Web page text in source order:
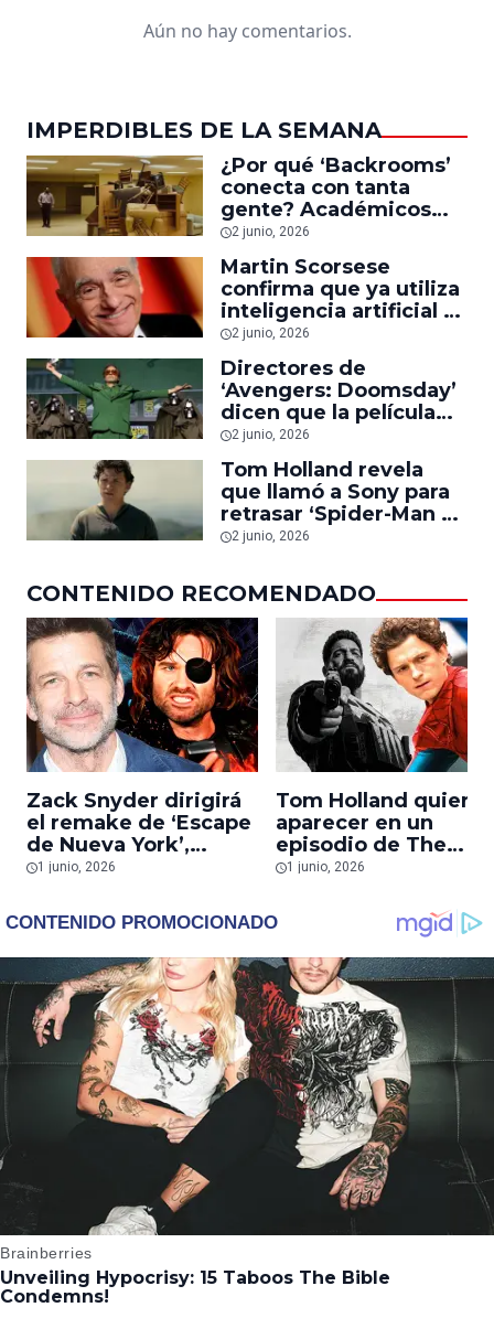
Aún no hay comentarios.
IMPERDIBLES DE LA SEMANA
¿Por qué ‘Backrooms’
conecta con tanta
gente? Académicos
creen que refleja una
de las mayores
angustias de nuestra
época
2 junio, 2026
Martin Scorsese
confirma que ya utiliza
inteligencia artificial y
revela cómo la aplica
en sus películas
2 junio, 2026
Directores de
‘Avengers: Doomsday’
dicen que la película
será un reinicio para el
MCU y lo llevará de
vuelta a la ‘fase cero’
2 junio, 2026
Tom Holland revela
que llamó a Sony para
retrasar ‘Spider-Man 4’
y poder actuar en ‘La
Nolan: ‘Fue difícil de
aceptar para Sony’
2 junio, 2026
CONTENIDO RECOMENDADO
Zack Snyder dirigirá
el remake de ‘Escape
de Nueva York’,
basado en el clásico
1 junio, 2026
Tom Holland quiere
aparecer en un
episodio de The
Punisher: ‘Veamos
clasificación R’
1 junio, 2026